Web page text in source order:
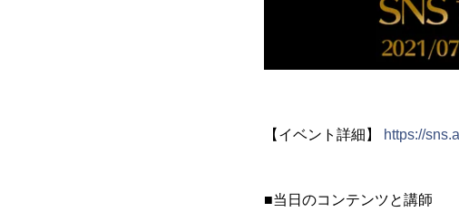
【イベント詳細】 https://
■当日のコンテンツと講師